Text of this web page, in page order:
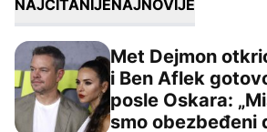
NAJČITANIJENAJNOVIJE
Met Dejmon otkrio kako su on i
Met Dejmon
i Ben Aflek
posle Oskara:
smo obezbeđeni